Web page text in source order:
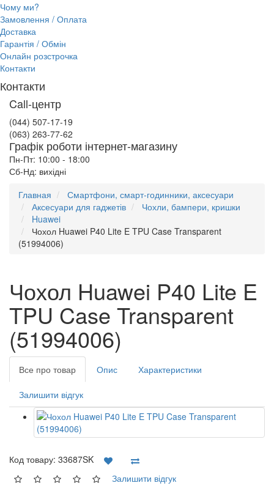
Чому ми?
Замовлення / Оплата
Доставка
Гарантія / Обмін
Онлайн розстрочка
Контакти
Контакти
Call-центр
(044) 507-17-19
(063) 263-77-62
Графік роботи інтернет-магазину
Пн-Пт: 10:00 - 18:00
Сб-Нд: вихідні
Главная
Смартфони, смарт-годинники, аксесуари
Аксесуари для гаджетів
Чохли, бампери, кришки
Huawei
Чохол Huawei P40 Lite E TPU Case Transparent
(51994006)
Чохол Huawei P40 Lite E
TPU Case Transparent
(51994006)
Все про товар Опис Характеристики
Залишити відгук
Код товару: 33687SK
Залишити відгук